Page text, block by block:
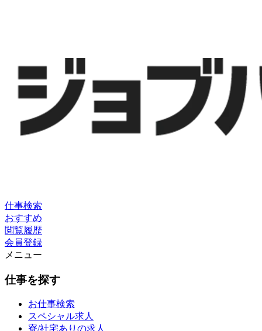
仕事検索
おすすめ
閲覧履歴
会員登録
メニュー
仕事を探す
お仕事検索
スペシャル求人
寮/社宅ありの求人